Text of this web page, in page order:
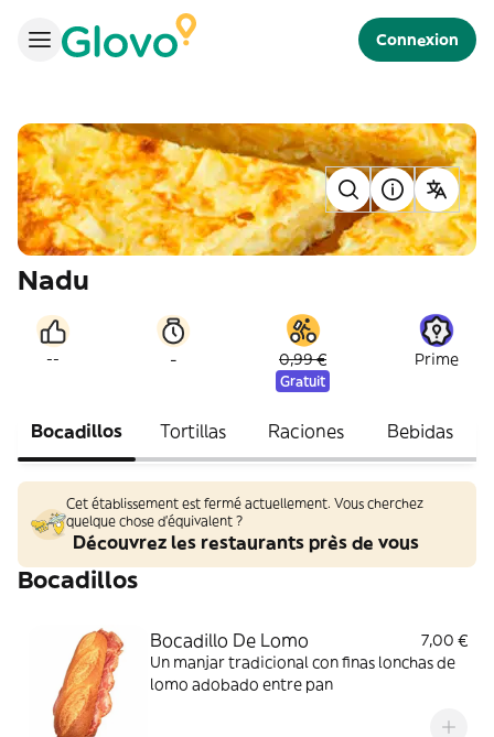
Connexion
Nadu
-- - 0,99 €
Gratuit
Prime
Bocadillos Tortillas Raciones Bebidas
Cet établissement est fermé actuellement. Vous cherchez
quelque chose d'équivalent ?
Découvrez les restaurants près de vous
Bocadillos
Bocadillo De Lomo
7,00 €
Un manjar tradicional con finas lonchas de
lomo adobado entre pan